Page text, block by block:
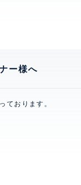
ー様へ
ております。